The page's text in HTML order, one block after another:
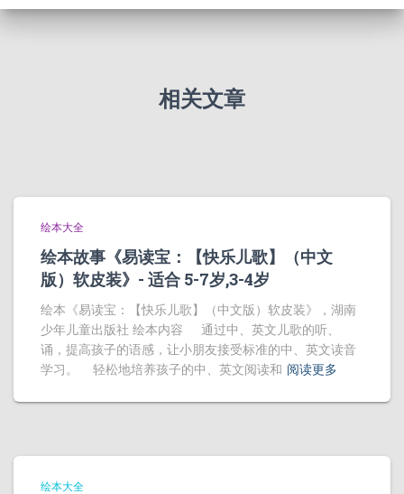
相关文章
绘本大全
绘本故事《易读宝：【快乐儿歌】（中文
版）软皮装》- 适合 5-7岁,3-4岁
绘本《易读宝：【快乐儿歌】（中文版）软皮装》，湖南
少年儿童出版社 绘本内容 通过中、英文儿歌的听、
诵，提高孩子的语感，让小朋友接受标准的中、英文读音
学习。 轻松地培养孩子的中、英文阅读和 阅读更多
绘本大全